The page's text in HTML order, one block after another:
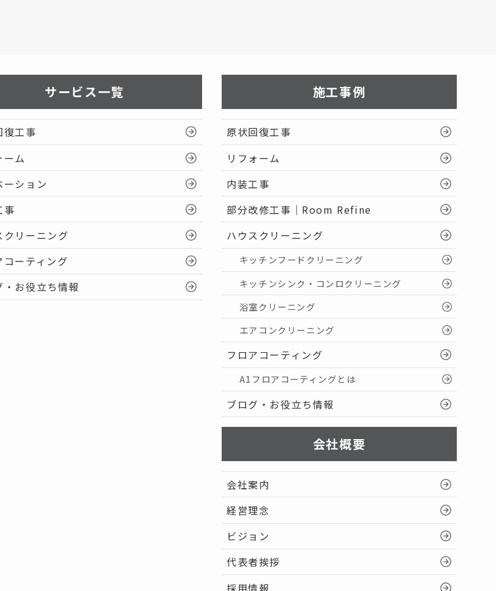
サービス一覧
復工事
ーム
ーション
事
クリーニング
コーティング
・お役立ち情報
施工事例
原状回復工事
リフォーム
内装工事
部分改修工事｜Room Refine
ハウスクリーニング
キッチンフードクリーニング
キッチンシンク・コンロクリーニング
浴室クリーニング
エアコンクリーニング
フロアコーティング
A1フロアコーティングとは
ブログ・お役立ち情報
会社概要
会社案内
経営理念
ビジョン
代表者挨拶
採用情報